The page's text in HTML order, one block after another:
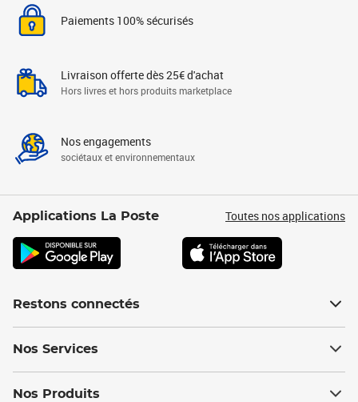
Paiements 100% sécurisés
Livraison offerte dès 25€ d'achat
Hors livres et hors produits marketplace
Nos engagements
sociétaux et environnementaux
Applications La Poste Toutes nos applications
Restons connectés
Nos Services
Nos Produits